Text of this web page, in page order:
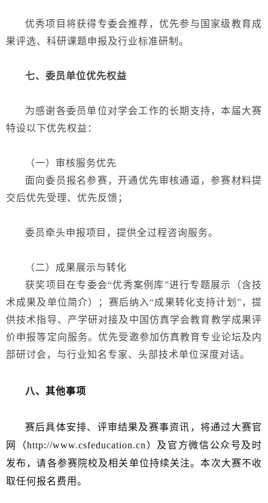
优秀项目将获得专委会推荐，优先参与国家级教育成
果评选、科研课题申报及行业标准研制 。
七、委员单位优先权益
为感谢各委员单位对学会工作的长期支持，本届大赛
特设以下优先权益：
（一）审核服务优先
面向委员报名参赛，开通优先审核通道，参赛材料提
交后优先受理、优先反馈；
委员 牵头申报项目，提供全过程咨询服务。
（二）成果展示与转化
获奖项目在专委会“优秀案例 库”进行专题展示（含技
术成果及单位简介）；赛后纳入“成果转化支持计划”，提
供技术指导、产学研对接及 中国仿真学会教育教学成果评
价申报等定向服务。优先受邀参加仿真教育专业论坛及内
部研讨会，与行业知名专家、头部技术单位深度对话。
八、 其他事项
赛后具体安排、评审结果及赛事资讯，将通过大赛官
网（http://www.csfeducation.cn）及官方微信公众号及时
发布，请各参赛院校及相关单位持续关注。本次大赛不收
取任何报名费用。